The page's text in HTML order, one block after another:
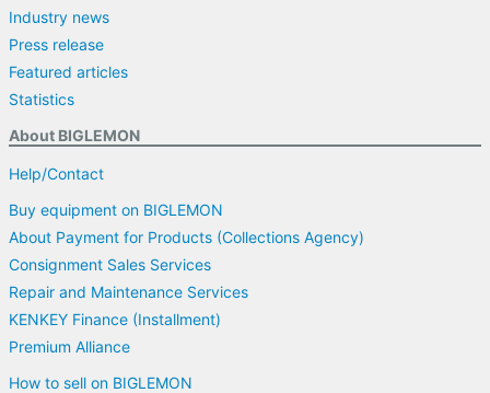
Industry news
Press release
Featured articles
Statistics
About BIGLEMON
Help/Contact
Buy equipment on BIGLEMON
About Payment for Products (Collections Agency)
Consignment Sales Services
Repair and Maintenance Services
KENKEY Finance (Installment)
Premium Alliance
How to sell on BIGLEMON